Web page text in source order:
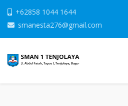
+62858 1044 1644
smanesta276@gmail.com